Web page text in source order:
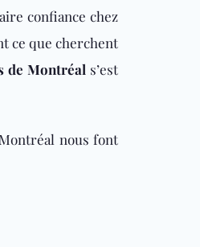
confiance chez
ce que cherchent
de Montréal s’est
nous font